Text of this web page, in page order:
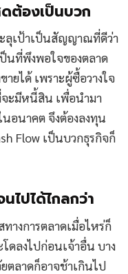
ต้องเป็นบวก
ลุเป้าเป็นสัญญาณที่ดีว่า
ป็นที่พึงพอใจของตลาด
ยได้ เพราะผู้ซื้อวางใจ
จะมีหนี้สิน เพื่อนำมา
นอนาคต จึงต้องลงทุน
Flow เป็นบวกธุรกิจก็
ไปได้ไกลกว่า
างการตลาดเมื่อไหร่ก็
ดลงไปก่อนเจ้าอื่น บาง
ตลาดก็อาจช้าเกินไป